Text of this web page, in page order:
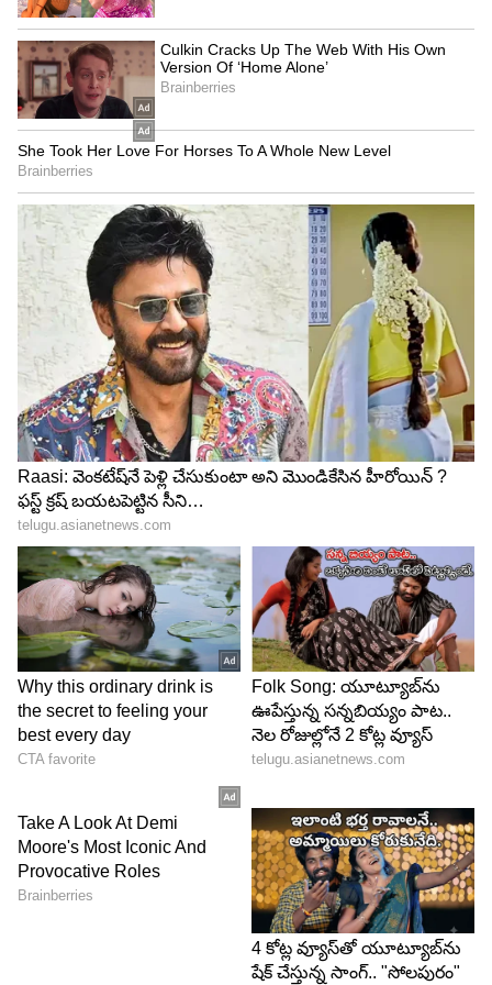
అప్పుడు దుర్గా, మన ప్రభావం మోనిత మీద ఎలా పడింది
దీపమ్మ అని అనగా,దాని మీద కాదు కానీ డాక్టర్ బాబు మీద
పడుతున్నట్టున్నాది దుర్గ ఆయనకి గతం గుర్తొస్తుంది అని
అనగా,మరి ఏం చేసావు అని అడుగుతాడు దుర్గ. నేను
అప్పుడు పక్కన ఉన్న స్టాండ్ నీ కింద పడేసా.అప్పుడు
ఆయన మాయ లో నుంచి బయటకు వచ్చారు అని దీపా
అనగా, అలా ఎందుకు చేసావు దీపమ్మ మనం సార్ కి గతం
గుర్తు చేయడానికి ప్రయత్నిస్తే ప్రమాదం కానీ, తనంతట తానే
గతం గుర్తు తెచ్చుకోవడానికి ప్రయత్నిస్తే ఆ గతం గుర్తొచ్చే
అవకాశం ఉంటుంది ఏమో కదా అని అంటాడు దుర్గ.
అప్పుడు దీప, నాకిప్పుడు రిస్క్ తీసుకోవాలని లేదు
దుర్గ. మన ప్లాన్ ప్రకారమే మోనితని భయపెట్టి తన
చేతే,కార్తీక్ తన భర్త కాదు అని చెప్పిద్దాము,నా దగ్గర ఒక
ప్లాన్ ఉంది అని అది దుర్గ కి చెప్తుంది దీప.అప్పుడు దుర్గ,
ఇలా చేసి కార్తీక్ సర్ చేత మోనితని చంప దెబ్బ కొట్టిందా
అని అంటాడు. అదే సమయంలో కార్తిక్ మోనితని
కొడతాడు.